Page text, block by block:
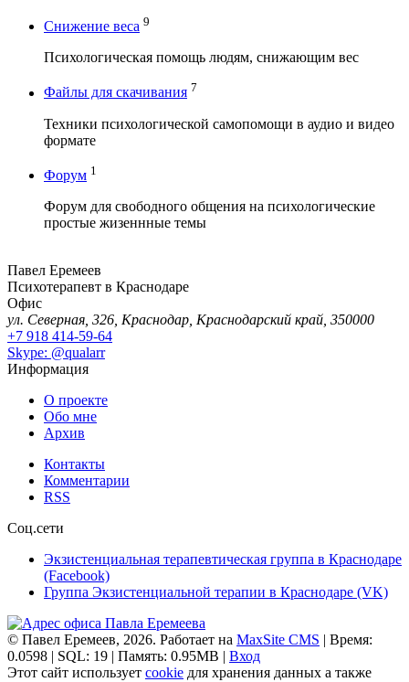
Снижение веса 9
Психологическая помощь людям, снижающим вес
Файлы для скачивания 7
Техники психологической самопомощи в аудио и видео
формате
Форум 1
Форум для свободного общения на психологические
простые жизеннные темы
Павел Еремеев
Психотерапевт в Краснодаре
Офис
ул. Северная, 326, Краснодар, Краснодарский край, 350000
+7 918 414-59-64
Skype: @qualarr
Информация
О проекте
Обо мне
Архив
Контакты
Комментарии
RSS
Соц.сети
Экзистенциальная терапевтическая группа в Краснодаре
(Facebook)
Группа Экзистенциальной терапии в Краснодаре (VK)
© Павел Еремеев, 2026. Работает на MaxSite CMS | Время:
0.0598 | SQL: 19 | Память: 0.95MB | Вход
Этот сайт использует cookie для хранения данных а также